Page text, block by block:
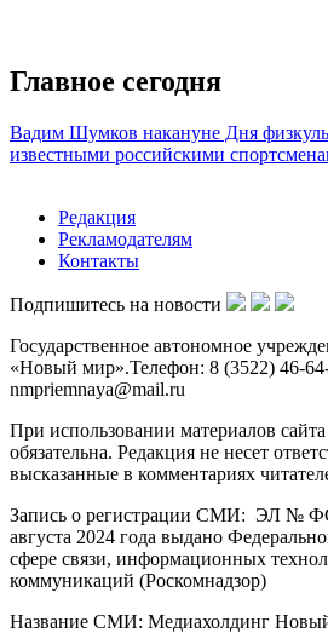
Главное сегодня
Вадим Шумков накануне Дня
известными российскими
Редакция
Рекламодателям
Контакты
Подпишитесь на новости
Государственное автономное
«Новый мир».Телефон: 8 (3522) 46-
nmpriemnaya@mail.ru
При использовании материалов
обязательна. Редакция не несет
высказанные в комментариях
Запись о регистрации СМИ: ЭЛ №
августа 2024 года выдано
сфере связи, информационных
коммуникаций (Роскомнадзор)
Название СМИ: Медиахолдинг